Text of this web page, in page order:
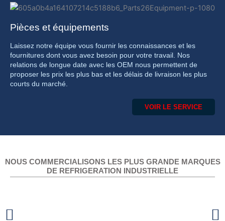
Pièces et équipements
Laissez notre équipe vous fournir les connaissances et les
fournitures dont vous avez besoin pour votre travail. Nos
relations de longue date avec les OEM nous permettent de
proposer les prix les plus bas et les délais de livraison les plus
courts du marché.
VOIR LE SERVICE
NOUS COMMERCIALISONS LES PLUS GRANDE MARQUES
DE REFRIGERATION INDUSTRIELLE